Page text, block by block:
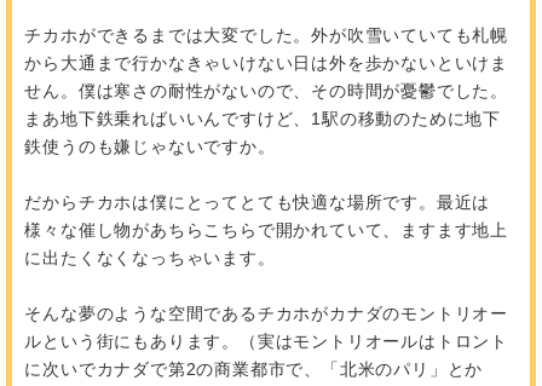
チカホができるまでは大変でした。外が吹雪いていても札幌
から大通まで行かなきゃいけない日は外を歩かないといけま
せん。僕は寒さの耐性がないので、その時間が憂鬱でした。
まあ地下鉄乗ればいいんですけど、1駅の移動のために地下
鉄使うのも嫌じゃないですか。
だからチカホは僕にとってとても快適な場所です。最近は
様々な催し物があちらこちらで開かれていて、ますます地上
に出たくなくなっちゃいます。
そんな夢のような空間であるチカホがカナダのモントリオー
ルという街にもあります。（実はモントリオールはトロント
に次いでカナダで第2の商業都市で、「北米のパリ」とか